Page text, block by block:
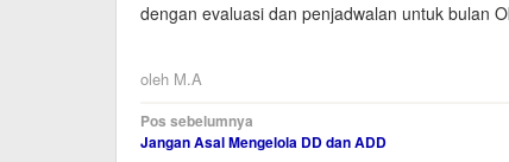
dengan evaluasi dan penjadwalan untuk bulan
oleh M.A
Navigasi
pos
Pos sebelumnya
Jangan Asal Mengelola DD dan ADD